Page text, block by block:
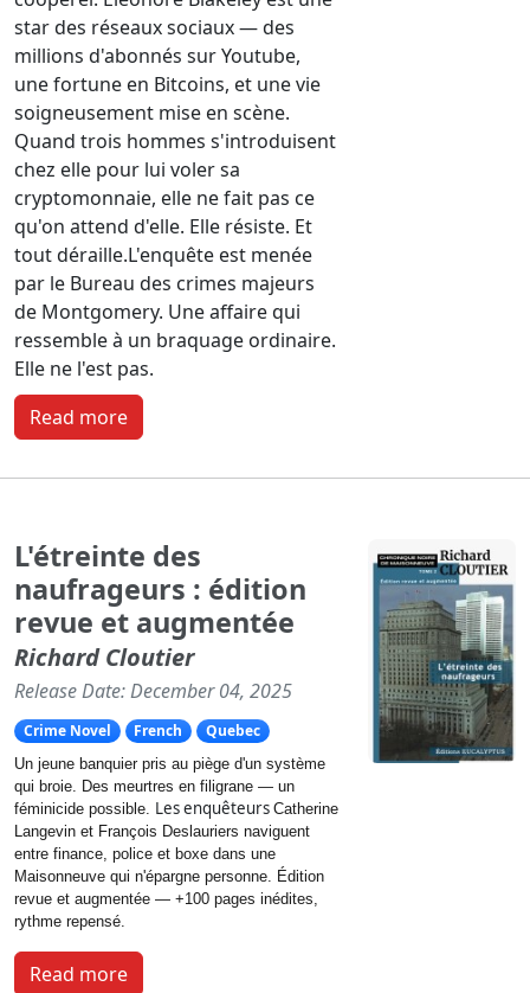
star des réseaux sociaux — des
millions d'abonnés sur Youtube,
une fortune en Bitcoins, et une vie
soigneusement mise en scène.
Quand trois hommes s'introduisent
chez elle pour lui voler sa
cryptomonnaie, elle ne fait pas ce
qu'on attend d'elle. Elle résiste. Et
tout déraille.L'enquête est menée
par le Bureau des crimes majeurs
de Montgomery. Une affaire qui
ressemble à un braquage ordinaire.
Elle ne l'est pas.
Read more
L'étreinte des
naufrageurs : édition
revue et augmentée
Richard Cloutier
Release Date: December 04, 2025
Crime Novel French Quebec
Un jeune banquier pris au piège d'un système
qui broie. Des meurtres en filigrane — un
féminicide possible. Les enquêteurs Catherine
Langevin et François Deslauriers naviguent
entre finance, police et boxe dans une
Maisonneuve qui n'épargne personne. Édition
revue et augmentée — +100 pages inédites,
rythme repensé.
Read more